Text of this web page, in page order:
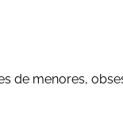
de menores,